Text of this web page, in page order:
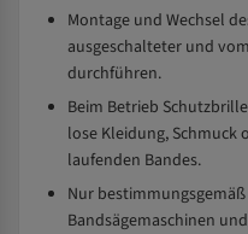
Montage und Wechsel
ausgeschalteter und
durchführen.
Beim Betrieb
lose Kleidung, Schmuck
laufenden Bandes.
Nur
Bandsägemaschinen